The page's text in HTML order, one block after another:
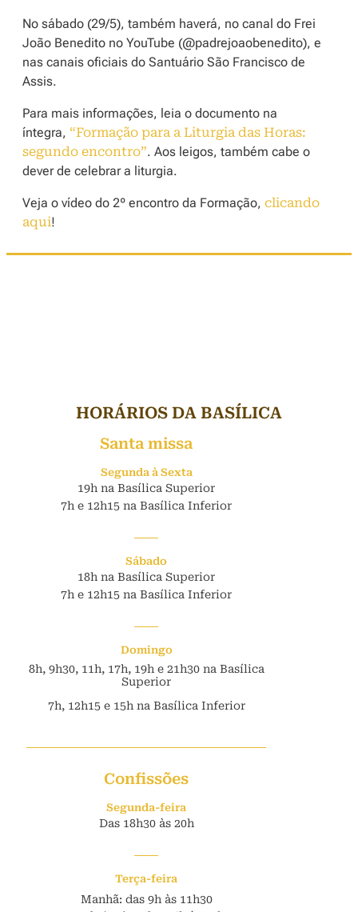
No sábado (29/5), também haverá, no canal do Frei
João Benedito no YouTube (@padrejoaobenedito), e
nas canais oficiais do Santuário São Francisco de
Assis.
Para mais informações, leia o documento na
íntegra, “Formação para a Liturgia das Horas:
segundo encontro”. Aos leigos, também cabe o
dever de celebrar a liturgia.
Veja o vídeo do 2º encontro da Formação, clicando
aqui!
HORÁRIOS DA BASÍLICA
Santa missa
Segunda à Sexta
19h na Basílica Superior
7h e 12h15 na Basílica Inferior
Sábado
18h na Basílica Superior
7h e 12h15 na Basílica Inferior
Domingo
8h, 9h30, 11h, 17h, 19h e 21h30 na Basílica
Superior
7h, 12h15 e 15h na Basílica Inferior
Confissões
Segunda-feira
Das 18h30 às 20h
Terça-feira
Manhã: das 9h às 11h30